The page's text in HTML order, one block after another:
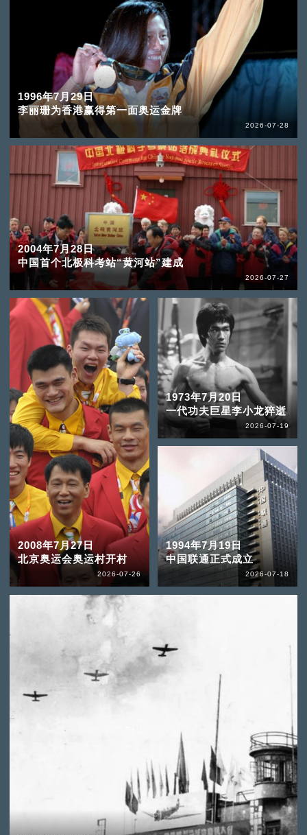
1996年7月29日
李丽珊为香港赢得第一面奥运金牌
2026-07-28
2004年7月28日
中国首个北极科考站“黄河站”建成
2026-07-27
2008年7月27日
北京奥运会奥运村开村
2026-07-26
1973年7月20日
一代功夫巨星李小龙猝逝
2026-07-19
1994年7月19日
中国联通正式成立
2026-07-18